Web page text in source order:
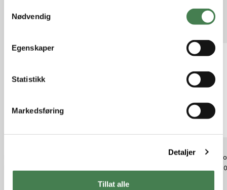
Nødvendig
Egenskaper
Statistikk
Markedsføring
Detaljer
Tillat alle
Relaterte produkter
Lawson Meitedupp 12 g
kr